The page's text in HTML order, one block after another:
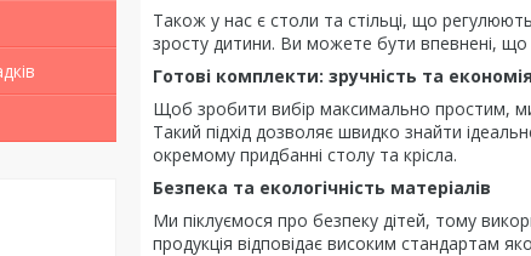
Також у нас є столи та стільці, що
зросту дитини. Ви можете бути впевнені,
Готові комплекти: зручність та економія
Щоб зробити вибір максимально простим,
Такий підхід дозволяє швидко знайти
окремому придбанні столу та крісла.
Безпека та екологічність матеріалів
Ми піклуємося про безпеку дітей, тому
продукція відповідає високим стандартам